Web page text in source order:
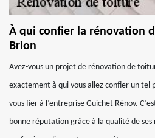
À qui confier la rénovation
Brion
Avez-vous un projet de rénovation de
exactement à qui vous allez confier un tel
vous fier à l’entreprise Guichet Rénov.
bonne réputation grâce à la qualité de ses